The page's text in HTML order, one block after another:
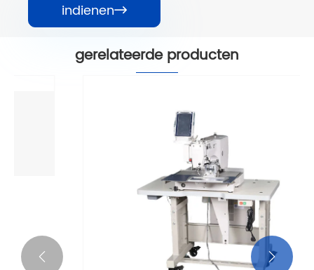
indienen
gerelateerde producten
Naaimachine voor kleding
 